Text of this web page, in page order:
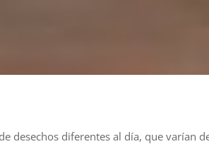
desechos diferentes al día, que varían